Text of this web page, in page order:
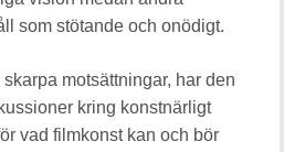
som stötande och onödigt.
motsättningar, har den
kring konstnärligt
vad filmkonst kan och bör